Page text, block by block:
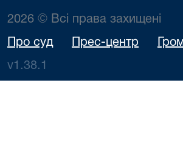
2026 © Всі права захищені
Про суд Прес-центр
v1.38.1